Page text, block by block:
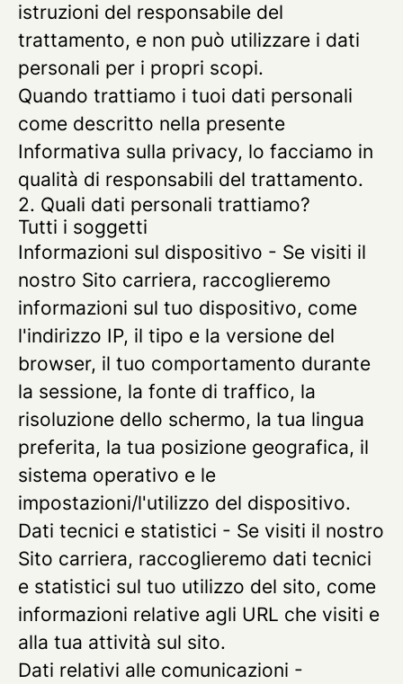
istruzioni del responsabile del
trattamento, e non può utilizzare i dati
personali per i propri scopi.
Quando trattiamo i tuoi dati personali
come descritto nella presente
Informativa sulla privacy, lo facciamo in
qualità di responsabili del trattamento.
2. Quali dati personali trattiamo?
Tutti i soggetti
Informazioni sul dispositivo - Se visiti il
nostro Sito carriera, raccoglieremo
informazioni sul tuo dispositivo, come
l'indirizzo IP, il tipo e la versione del
browser, il tuo comportamento durante
la sessione, la fonte di traffico, la
risoluzione dello schermo, la tua lingua
preferita, la tua posizione geografica, il
sistema operativo e le
impostazioni/l'utilizzo del dispositivo.
Dati tecnici e statistici - Se visiti il nostro
Sito carriera, raccoglieremo dati tecnici
e statistici sul tuo utilizzo del sito, come
informazioni relative agli URL che visiti e
alla tua attività sul sito.
Dati relativi alle comunicazioni -